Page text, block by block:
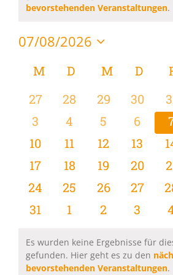
bevorstehenden Veranstaltungen.
07/08/2026
wählen.
Kalender
von
Veranstaltungen
MMONTAG
D DIENSTAG
M D
0
Veranstaltungen
27
0
Veranstaltungen
28
0
29
0
30
0
0
Veranstaltungen
3
0
Veranstaltungen
4
0
5
0
6
0
Veranstaltungen
10
0
Veranstaltungen
11
0
12
0
13
0
0
Veranstaltungen
17
0
Veranstaltungen
18
0
19
0
20
0
0
Veranstaltungen
24
0
Veranstaltungen
25
0
26
0
27
0
0
31
0
1
0
2
0
3
Hinweis
Es wurden keine Ergebnisse für
gefunden. Hier geht es zu den
bevorstehenden Veranstaltungen.